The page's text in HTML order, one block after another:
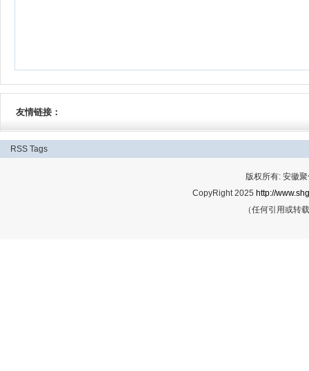
友情链接：
RSS Tags
版权所有: 安徽
CopyRight 2025 http://
（任何引用或转